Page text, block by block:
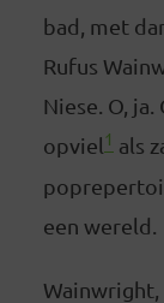
bad, met
Rufus
Niese. O,
opviel1 als
een wereld.
Wainwright,